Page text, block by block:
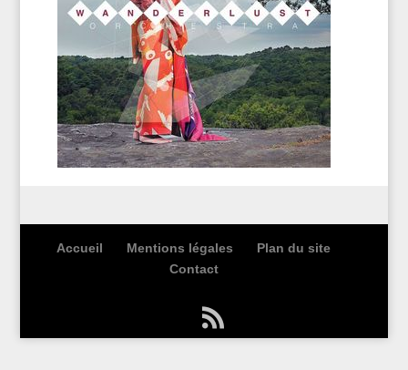
Accueil Mentions légales
Plan du site
Contact